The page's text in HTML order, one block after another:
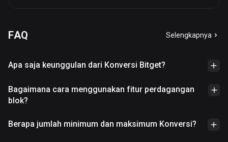
FAQ Selengkapnya
Apa saja keunggulan dari Konversi Bitget?
Bagaimana cara menggunakan fitur perdagangan
blok?
Berapa jumlah minimum dan maksimum Konversi?